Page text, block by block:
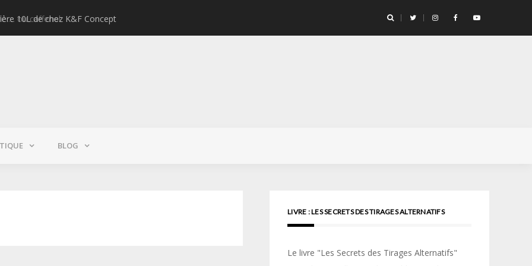
10L de chez K&F Concept
BLOG
LIVRE : LES SECRETS DES TIRAGES ALTERNATIFS
Le livre "Les Secrets des Tirages Alternatifs"